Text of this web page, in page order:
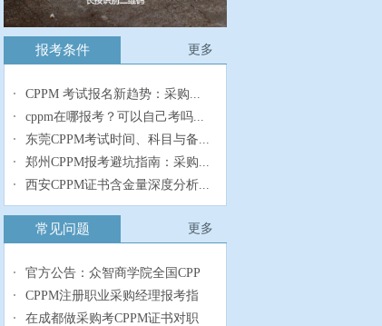
更多
报考条件
CPPM 考试报名新趋势：采购...
cppm在哪报考？可以自己考吗...
东莞CPPM考试时间、科目与备...
郑州CPPM报考避坑指南：采购...
西安CPPM证书含金量深度分析...
更多
常见问题
官方公告：众智商学院全国CPP
CPPM注册职业采购经理报考指
在成都做采购考CPPM证书对职